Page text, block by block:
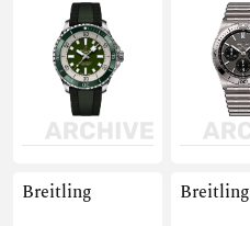
Breitling Breitling